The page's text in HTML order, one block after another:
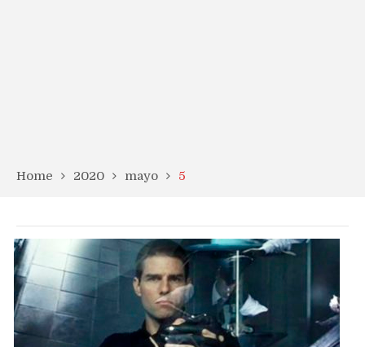
Home 2020 mayo 5